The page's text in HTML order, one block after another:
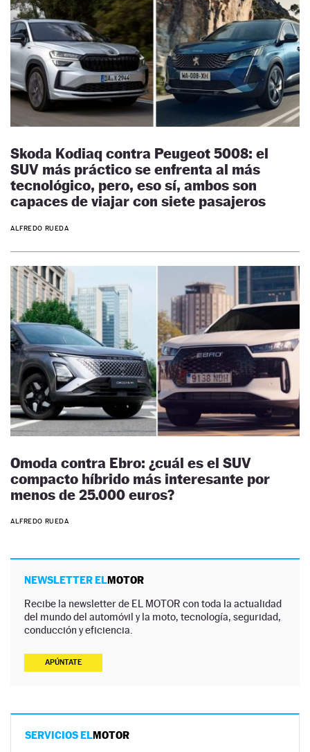
Skoda Kodiaq contra Peugeot 5008: el
SUV más práctico se enfrenta al más
tecnológico, pero, eso sí, ambos son
capaces de viajar con siete pasajeros
ALFREDO RUEDA
Omoda contra Ebro: ¿cuál es el SUV
compacto híbrido más interesante por
menos de 25.000 euros?
ALFREDO RUEDA
NEWSLETTER ELMOTOR
Recibe la newsletter de EL MOTOR con toda la actualidad
del mundo del automóvil y la moto, tecnología, seguridad,
conducción y eficiencia.
APÚNTATE
SERVICIOS ELMOTOR